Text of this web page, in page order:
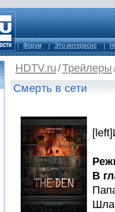
Форум Это интересно
HDTV.ru/Трейлеры
Смерть в сети
В